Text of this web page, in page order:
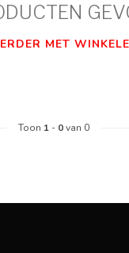
MET
Toon 1 - 0van 0